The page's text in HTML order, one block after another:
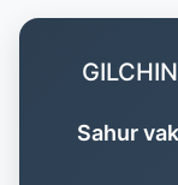
Sahur